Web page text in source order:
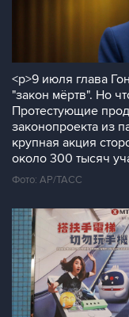
<p>9 июля глава
"закон мёртв". Но
Протестующие
законопроекта из
крупная акция
около 300 тысяч
Фото: AP/ТАСС